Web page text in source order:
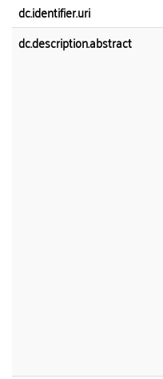
dc.identifier.uri
dc.description.abstract